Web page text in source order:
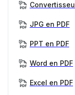
JPG en PDF
PPT en PDF
Word en PDF
Excel en PDF